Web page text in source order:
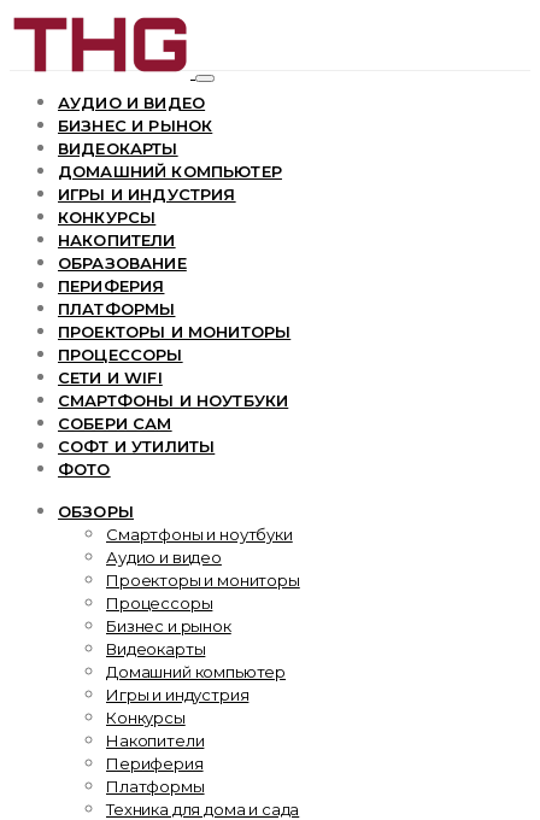
АУДИО И ВИДЕО
БИЗНЕС И РЫНОК
ВИДЕОКАРТЫ
ДОМАШНИЙ КОМПЬЮТЕР
ИГРЫ И ИНДУСТРИЯ
КОНКУРСЫ
НАКОПИТЕЛИ
ОБРАЗОВАНИЕ
ПЕРИФЕРИЯ
ПЛАТФОРМЫ
ПРОЕКТОРЫ И МОНИТОРЫ
ПРОЦЕССОРЫ
СЕТИ И WIFI
СМАРТФОНЫ И НОУТБУКИ
СОБЕРИ САМ
СОФТ И УТИЛИТЫ
ФОТО
ОБЗОРЫ
Смартфоны и ноутбуки
Аудио и видео
Проекторы и мониторы
Процессоры
Бизнес и рынок
Видеокарты
Домашний компьютер
Игры и индустрия
Конкурсы
Накопители
Периферия
Платформы
Техника для дома и сада